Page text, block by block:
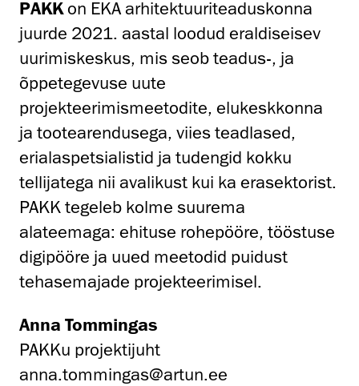
PAKK on EKA arhitektuuriteaduskonna
juurde 2021. aastal loodud eraldiseisev
uurimiskeskus, mis seob teadus-, ja
õppetegevuse uute
projekteerimismeetodite, elukeskkonna
ja tootearendusega, viies teadlased,
erialaspetsialistid ja tudengid kokku
tellijatega nii avalikust kui ka erasektorist.
PAKK tegeleb kolme suurema
alateemaga: ehituse rohepööre, tööstuse
digipööre ja uued meetodid puidust
tehasemajade projekteerimisel.
Anna Tommingas
PAKKu projektijuht
anna.tommingas@artun.ee